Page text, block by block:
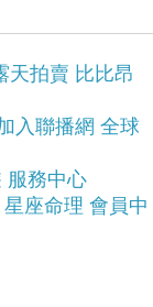
用擔心買
毛料暖冬慢
天拍賣 比比昂
入聯播網 全球
服務中心
星座命理 會員中